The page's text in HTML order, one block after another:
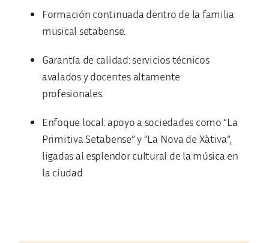
Formación continuada dentro de la familia
musical setabense.
Garantía de calidad: servicios técnicos
avalados y docentes altamente
profesionales.
Enfoque local: apoyo a sociedades como “La
Primitiva Setabense” y “La Nova de Xàtiva”,
ligadas al esplendor cultural de la música en
la ciudad